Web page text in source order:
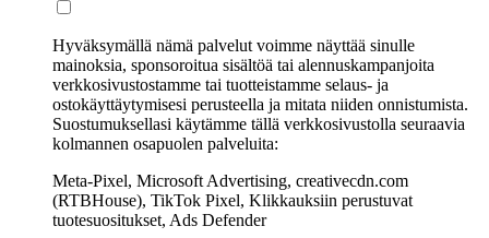
Hyväksymällä nämä palvelut voimme näyttää sinulle
mainoksia, sponsoroitua sisältöä tai alennuskampanjoita
verkkosivustostamme tai tuotteistamme selaus- ja
ostokäyttäytymisesi perusteella ja mitata niiden onnistumista.
Suostumuksellasi käytämme tällä verkkosivustolla seuraavia
kolmannen osapuolen palveluita:
Meta-Pixel, Microsoft Advertising, creativecdn.com
(RTBHouse), TikTok Pixel, Klikkauksiin perustuvat
tuotesuositukset, Ads Defender